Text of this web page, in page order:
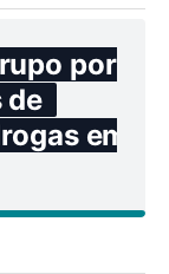
por
de
em